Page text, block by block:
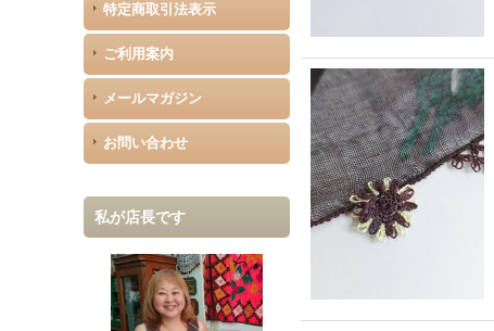
特定商取引法表示
ご利用案内
メールマガジン
お問い合わせ
私が店長です